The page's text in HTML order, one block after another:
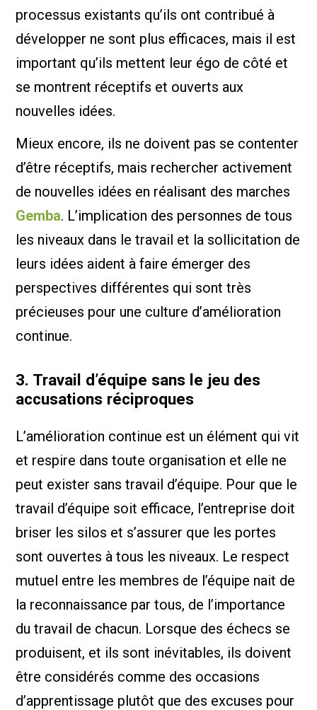
processus existants qu’ils ont contribué à
développer ne sont plus efficaces, mais il est
important qu’ils mettent leur égo de côté et
se montrent réceptifs et ouverts aux
nouvelles idées.
Mieux encore, ils ne doivent pas se contenter
d’être réceptifs, mais rechercher activement
de nouvelles idées en réalisant des marches
Gemba. L’implication des personnes de tous
les niveaux dans le travail et la sollicitation de
leurs idées aident à faire émerger des
perspectives différentes qui sont très
précieuses pour une culture d’amélioration
continue.
3. Travail d’équipe sans le jeu des
accusations réciproques
L’amélioration continue est un élément qui vit
et respire dans toute organisation et elle ne
peut exister sans travail d’équipe. Pour que le
travail d’équipe soit efficace, l’entreprise doit
briser les silos et s’assurer que les portes
sont ouvertes à tous les niveaux. Le respect
mutuel entre les membres de l’équipe nait de
la reconnaissance par tous, de l’importance
du travail de chacun. Lorsque des échecs se
produisent, et ils sont inévitables, ils doivent
être considérés comme des occasions
d’apprentissage plutôt que des excuses pour